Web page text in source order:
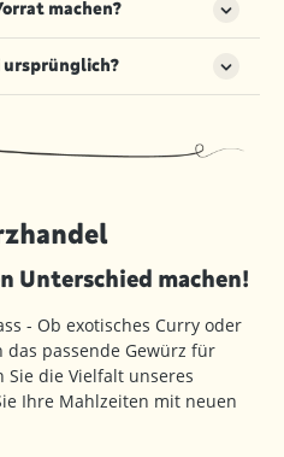
eine rauchigeoder
verschiedene Essige
dem Chimichurri
machen?
als fertige Mischung
Essig. Ideal für
Der Ursprung des
Unterschied machen!
- Ob exotisches Curry oder
passende Gewürz für
Sie die Vielfalt unseres
Ihre Mahlzeiten mit neuen